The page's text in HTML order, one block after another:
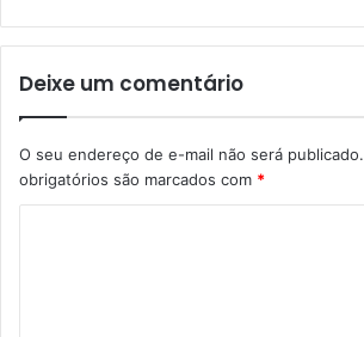
Deixe um comentário
O seu endereço de e-mail não será publicado.
obrigatórios são marcados com *